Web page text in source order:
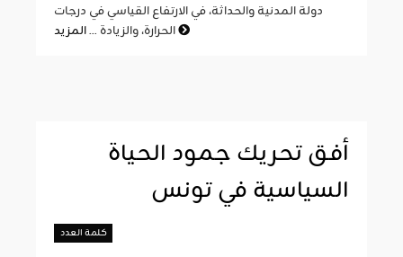
دولة المدنية والحداثة، في الارتفاع القياسي في درجات
الحرارة، والزيادة ...
أفق تحريك جمود الحياة
السياسية في تونس
كلمة العدد